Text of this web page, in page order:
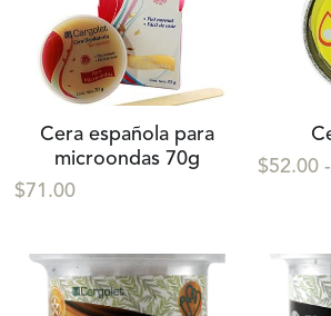
Cera española para
microondas 70g
$71.00
$52.00